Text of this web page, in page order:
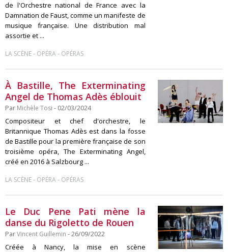
de l'Orchestre national de France avec la
Damnation de Faust, comme un manifeste de
musique française. Une distribution mal
assortie et ...
LA SCÈNE- OPÉRA- OPÉRAS
À Bastille, The Exterminating
Angel de Thomas Adès éblouit
Par Michèle Tosi - 02/03/2024
Compositeur et chef d'orchestre, le
Britannique Thomas Adès est dans la fosse
de Bastille pour la première française de son
troisième opéra, The Exterminating Angel,
créé en 2016 à Salzbourg ...
LA SCÈNE- OPÉRA- OPÉRAS
Le Duc Pene Pati mène la
danse du Rigoletto de Rouen
ParVincent Guillemin - 26/09/2022
Créée à Nancy, la mise en scène